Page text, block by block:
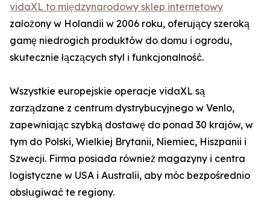
vidaXL to międzynarodowy sklep internetowy
założony w Holandii w 2006 roku, oferujący szeroką
gamę niedrogich produktów do domu i ogrodu,
skutecznie łączących styl i funkcjonalność.
Wszystkie europejskie operacje vidaXL są
zarządzane z centrum dystrybucyjnego w Venlo,
zapewniając szybką dostawę do ponad 30 krajów, w
tym do Polski, Wielkiej Brytanii, Niemiec, Hiszpanii i
Szwecji. Firma posiada również magazyny i centra
logistyczne w USA i Australii, aby móc bezpośrednio
obsługiwać te regiony.